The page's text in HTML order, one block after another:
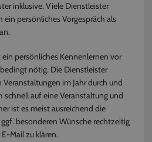
inklusive. Viele Dienstleister
ein persönliches Vorgespräch als
persönliches Kennenlernen vor
nötig. Die Dienstleister
im Jahr durch und
schnell auf eine Veranstaltung und
ist es meist ausreichend die
besonderen Wünsche rechtzeitig
Mail zu klären.